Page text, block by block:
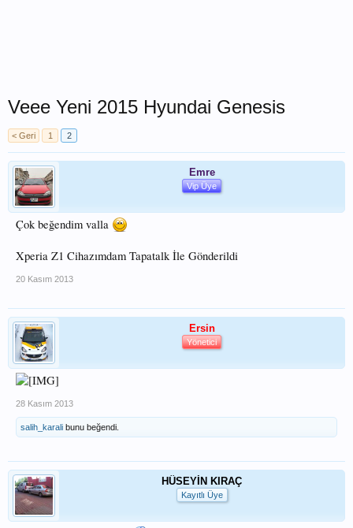
Veee Yeni 2015 Hyundai Genesis
< Geri 1 2
Emre
Vip Üye
Çok beğendim valla
Xperia Z1 Cihazımdam Tapatalk İle Gönderildi
20 Kasım 2013
Ersin
Yönetici
28 Kasım 2013
salih_karali bunu beğendi.
HÜSEYİN KIRAÇ
Kayıtlı Üye